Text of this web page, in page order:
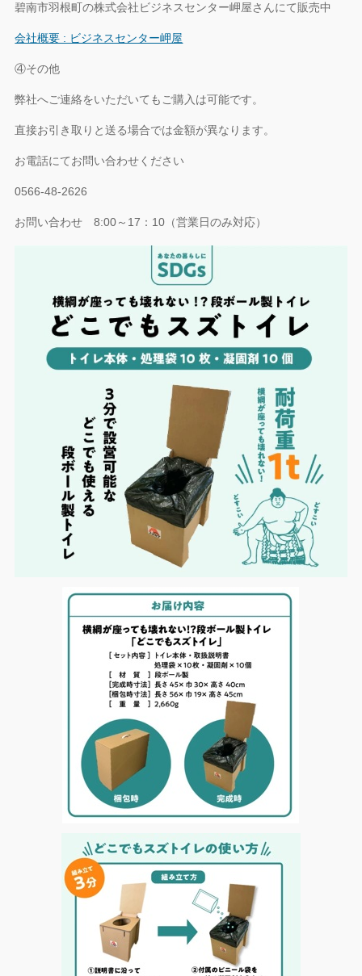
碧南市羽根町の株式会社ビジネスセンター岬屋さんにて販売中
会社概要 : ビジネスセンター岬屋
④その他
弊社へご連絡をいただいてもご購入は可能です。
直接お引き取りと送る場合では金額が異なります。
お電話にてお問い合わせください
0566-48-2626
お問い合わせ 8:00～17：10（営業日のみ対応）